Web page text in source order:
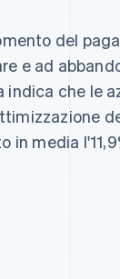
del
e ad
indica che le
in media